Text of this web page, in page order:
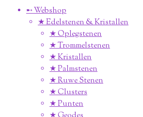
➸ Webshop
★ Edelstenen & Kristallen
★ Oplegstenen
★ Trommelstenen
★ Kristallen
★ Palmstenen
★ Ruwe Stenen
★ Clusters
★ Punten